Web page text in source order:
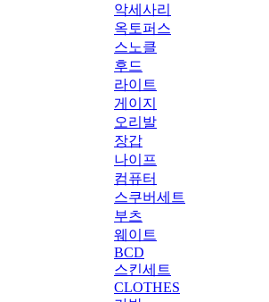
악세사리
옥토퍼스
스노클
후드
라이트
게이지
오리발
장갑
나이프
컴퓨터
스쿠버세트
부츠
웨이트
BCD
스킨세트
CLOTHES